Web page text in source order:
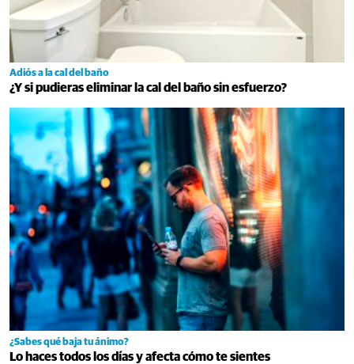
Adiós a la cal del baño
¿Y si pudieras eliminar la cal del baño sin esfuerzo?
¿Sabes qué baja tu ánimo?
Lo haces todos los días y afecta cómo te sientes